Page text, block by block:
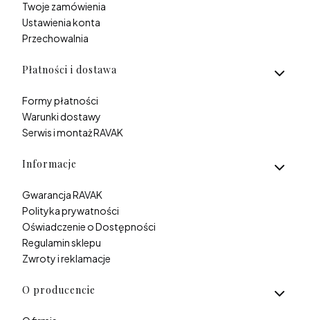
Twoje zamówienia
Ustawienia konta
Przechowalnia
Płatności i dostawa
Formy płatności
Warunki dostawy
Serwis i montaż RAVAK
Informacje
Gwarancja RAVAK
Polityka prywatności
Oświadczenie o Dostępności
Regulamin sklepu
Zwroty i reklamacje
O producencie